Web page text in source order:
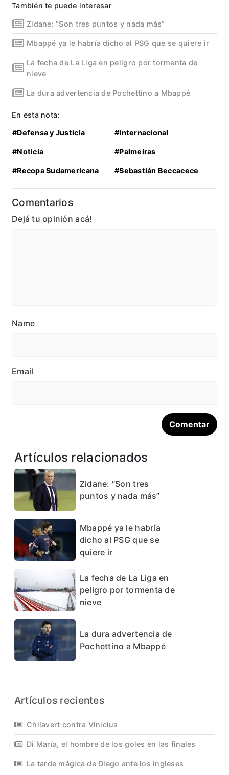
También te puede interesar
Zidane: “Son tres puntos y nada más”
Mbappé ya le habría dicho al PSG que se quiere ir
La fecha de La Liga en peligro por tormenta de
nieve
La dura advertencia de Pochettino a Mbappé
En esta nota:
#Defensa y Justicia #Internacional
#Noticia #Palmeiras
#Recopa Sudamericana #Sebastián Beccacece
Comentarios
Dejá tu opinión acá!
Name
Email
Artículos relacionados
Zidane: “Son tres
puntos y nada más”
Mbappé ya le habría
dicho al PSG que se
quiere ir
La fecha de La Liga en
peligro por tormenta de
nieve
La dura advertencia de
Pochettino a Mbappé
Artículos recientes
Chilavert contra Vinicius
Di María, el hombre de los goles en las finales
La tarde mágica de Diego ante los ingleses